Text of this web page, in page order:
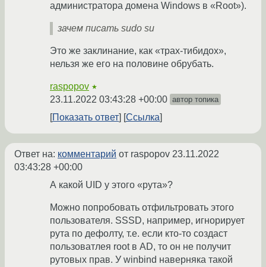
администратора домена Windows в «Root»).
зачем писать sudo su
Это же заклинание, как «трах-тибидох»,
нельзя же его на половине обрубать.
raspopov ★
23.11.2022 03:43:28 +00:00 автор топика
Показать ответ Ссылка
Ответ на: комментарий от raspopov 23.11.2022
03:43:28 +00:00
А какой UID у этого «рута»?
Можно попробовать отфильтровать этого
пользователя. SSSD, например, игнорирует
рута по дефолту, т.е. если кто-то создаст
пользоватлея root в AD, то он не получит
рутовых прав. У winbind наверняка такой